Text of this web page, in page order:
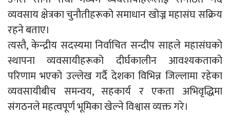
व्यवसाय क्षेत्रका चुनौतीहरूको समाधान खोज्न महासंघ सक्रिय
रहने बताए।
त्यस्तै, केन्द्रीय सदस्यमा निर्वाचित सन्दीप साहले महासंघको
स्थापना व्यवसायीहरूको दीर्घकालीन आवश्यकताको
परिणाम भएको उल्लेख गर्दै देशका विभिन्न जिल्लामा रहेका
व्यवसायीबीच समन्वय, सहकार्य र एकता अभिवृद्धिमा
संगठनले महत्वपूर्ण भूमिका खेल्ने विश्वास व्यक्त गरे।